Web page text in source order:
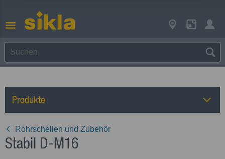
Produkte
Rohrschellen und Zubehör
Stabil D-M16